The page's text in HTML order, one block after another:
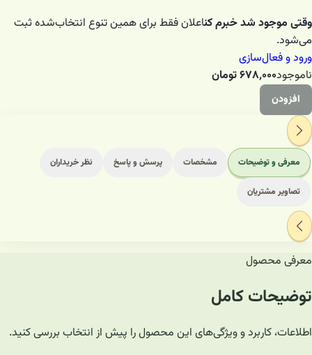
وقتی موجود شد خبرم کناعلان فقط برای همین تنوع انتخاب‌شده ثبت
می‌شود.
ورود و فعال‌سازی
ناموجود۶۷۸٬۰۰۰تومان
افزودن
معرفی و توضیحات مشخصات پرسش و پاسخ نظر خریداران
تصاویر مشتریان
معرفی محصول
توضیحات کامل
اطلاعات، کاربرد و ویژگی‌های این محصول را پیش از انتخاب بررسی کنید.